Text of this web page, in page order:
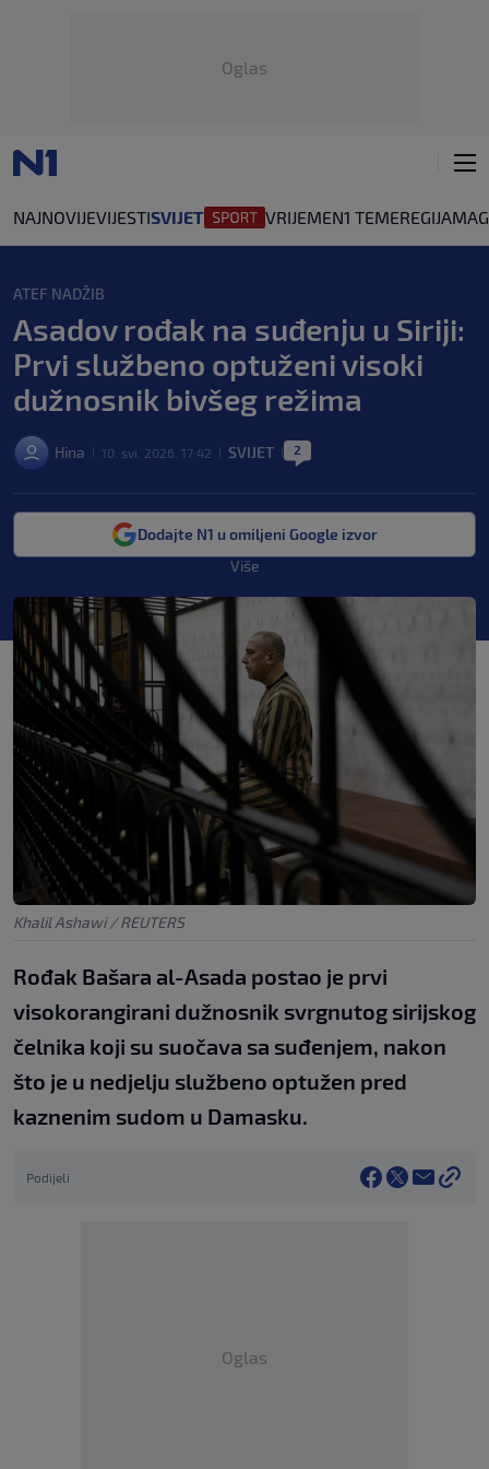
Oglas
NAJNOVIJEVIJESTISVIJET VRIJEMEN1 TEMEREGIJA
ATEF NADŽIB
Asadov rođak na suđenju u Siriji:
Prvi službeno optuženi visoki
dužnosnik bivšeg režima
Hina 10. svi. 2026. 17:42 SVIJET 2
Dodajte N1 u omiljeni Google izvor
Više
Khalil Ashawi / REUTERS
Rođak Bašara al-Asada postao je prvi
visokorangirani dužnosnik svrgnutog sirijskog
čelnika koji su suočava sa suđenjem, nakon
što je u nedjelju službeno optužen pred
kaznenim sudom u Damasku.
Podijeli
Oglas